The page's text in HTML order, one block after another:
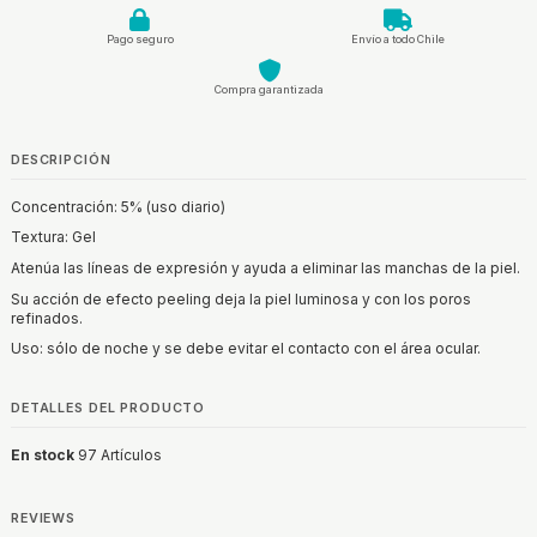
Pago seguro Envío a todo Chile
Compra garantizada
DESCRIPCIÓN
Concentración: 5% (uso diario)
Textura: Gel
Atenúa las líneas de expresión y ayuda a eliminar las manchas de la piel.
Su acción de efecto peeling deja la piel luminosa y con los poros
refinados.
Uso: sólo de noche y se debe evitar el contacto con el área ocular.
DETALLES DEL PRODUCTO
En stock 97 Artículos
REVIEWS